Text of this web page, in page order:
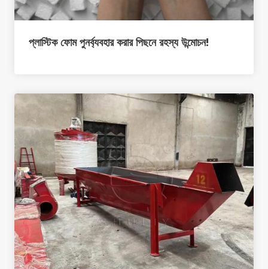
প্লাস্টিক ফোম পুনর্ব্যবহার করার পিছনে রহস্য উন্মোচন!